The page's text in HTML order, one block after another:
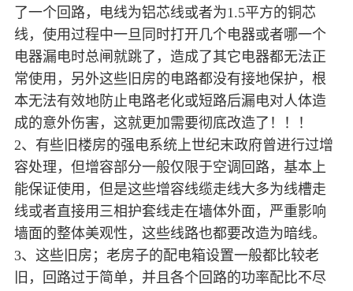
了一个回路，电线为铝芯线或者为1.5平方的铜芯
线，使用过程中一旦同时打开几个电器或者哪一个
电器漏电时总闸就跳了，造成了其它电器都无法正
常使用，另外这些旧房的电路都没有接地保护，根
本无法有效地防止电路老化或短路后漏电对人体造
成的意外伤害，这就更加需要彻底改造了！！！
2、有些旧楼房的强电系统上世纪末政府曾进行过增
容处理，但增容部分一般仅限于空调回路，基本上
能保证使用，但是这些增容线缆走线大多为线槽走
线或者直接用三相护套线走在墙体外面，严重影响
墙面的整体美观性，这些线路也都要改造为暗线。
3、这些旧房；老房子的配电箱设置一般都比较老
旧，回路过于简单，并且各个回路的功率配比不尽